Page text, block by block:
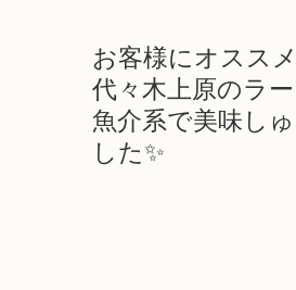
お客様にオスス
代々木上原のラ
魚介系で美味し
した✨️